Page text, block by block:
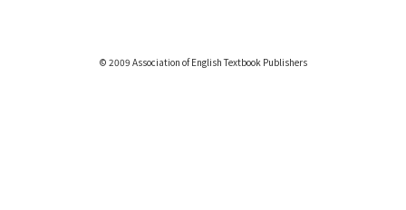
© 2009 Association of English Textbook Publishers